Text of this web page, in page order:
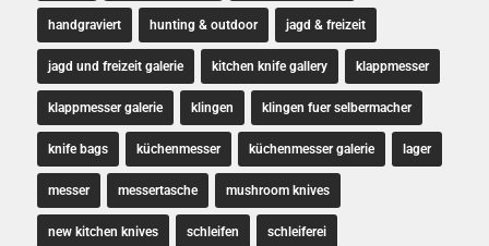
handgraviert hunting & outdoor jagd & freizeit
jagd und freizeit galerie kitchen knife gallery klappmesser
klappmesser galerie klingen klingen fuer selbermacher
knife bags küchenmesser küchenmesser galerie lager
messer messertasche mushroom knives
new kitchen knives schleifen schleiferei